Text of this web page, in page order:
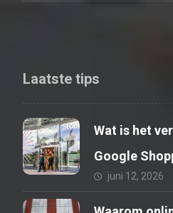
Laatste tips
Wat is het
Google
juni 12, 2026